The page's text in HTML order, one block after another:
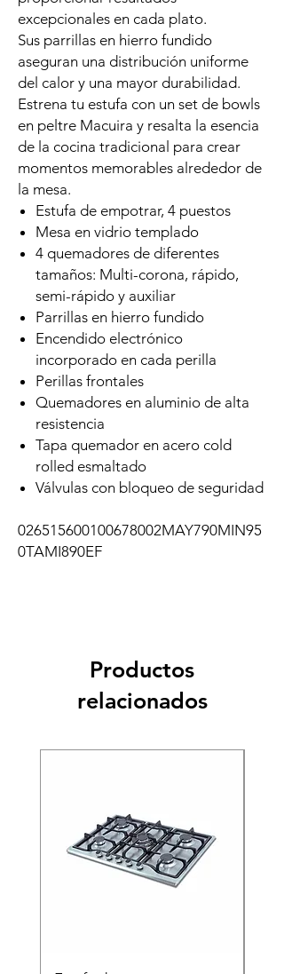
excepcionales en cada plato.
Sus parrillas en hierro fundido
aseguran una distribución uniforme
del calor y una mayor durabilidad.
Estrena tu estufa con un set de bowls
en peltre Macuira y resalta la esencia
de la cocina tradicional para crear
momentos memorables alrededor de
la mesa.
Estufa de empotrar, 4 puestos
Mesa en vidrio templado
4 quemadores de diferentes
tamaños: Multi-corona, rápido,
semi-rápido y auxiliar
Parrillas en hierro fundido
Encendido electrónico
incorporado en cada perilla
Perillas frontales
Quemadores en aluminio de alta
resistencia
Tapa quemador en acero cold
rolled esmaltado
Válvulas con bloqueo de seguridad
026515600100678002MAY790MIN95
0TAMI890EF
Productos
relacionados